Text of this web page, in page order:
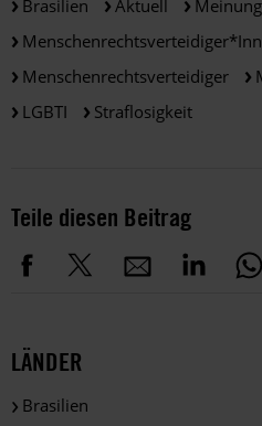
Brasilien Aktuell
Menschenrechtsverteidiger
LGBTI
Straflosigkeit
Teile diesen Beitrag
LÄNDER
Brasilien